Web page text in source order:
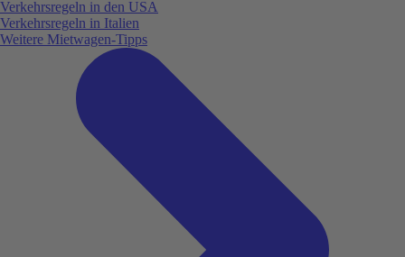
Verkehrsregeln in den USA
Verkehrsregeln in Italien
Weitere Mietwagen-Tipps